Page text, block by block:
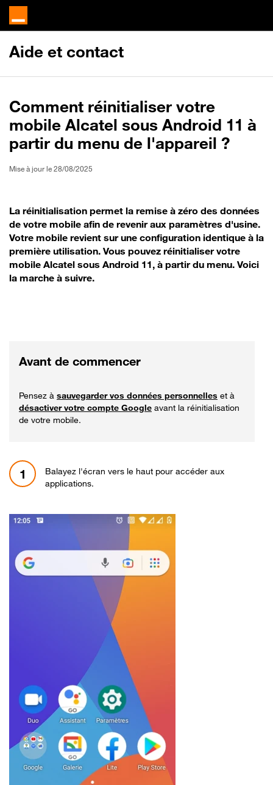
Aide et contact
Comment réinitialiser votre
mobile Alcatel sous Android 11 à
partir du menu de l'appareil ?
Mise à jour le 28/08/2025
La réinitialisation permet la remise à zéro des données
de votre mobile afin de revenir aux paramètres d'usine.
Votre mobile revient sur une configuration identique à la
première utilisation. Vous pouvez réinitialiser votre
mobile Alcatel sous Android 11, à partir du menu. Voici
la marche à suivre.
Avant de commencer
Pensez à sauvegarder vos données personnelles et à
désactiver votre compte Google avant la réinitialisation
de votre mobile.
1
Balayez l'écran vers le haut pour accéder aux
applications.